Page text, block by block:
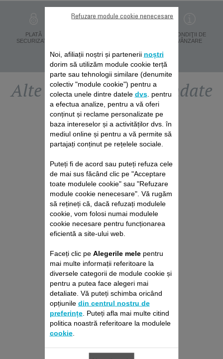
PLATĂ
SECURIZATĂ
CONDIŢII DE
VÂNZARE
Alte accesorii recomandate
PACHET DE REPARAȚII
PURIFICATOR DE AER
Fără deviz, fără surprize
Prelungire cu 6 luni a garanției!
349,00 RON
Adaugă în coş
Noi, afiliații noștri și partenerii noștri
dorim să utilizăm module cookie terță
parte sau tehnologii similare (denumite
colectiv "module cookie") pentru a
colecta unele dintre datele dvs. pentru
a efectua analize, pentru a vă oferi
conținut și reclame personalizate pe
baza intereselor și a activităților dvs. în
mediul online și pentru a vă permite să
partajați conținut pe rețelele sociale.
Puteți fi de acord sau puteți refuza cele
de mai sus făcând clic pe "Acceptare
toate modulele cookie" sau "Refuzare
module cookie nenecesare". Vă rugăm
să rețineți că, dacă refuzați modulele
cookie, vom folosi numai modulele
cookie necesare pentru funcționarea
eficientă a site-ului web.
Faceți clic pe Alegerile melepentru
mai multe informații referitoare la
diversele categorii de module cookie și
pentru a putea face alegeri mai
detaliate. Vă puteți schimba oricând
opțiunile din centrul nostru de
preferințe. Puteți afla mai multe citind
politica noastră referitoare la modulele
cookie.
Refuzare module cookie nenecesare